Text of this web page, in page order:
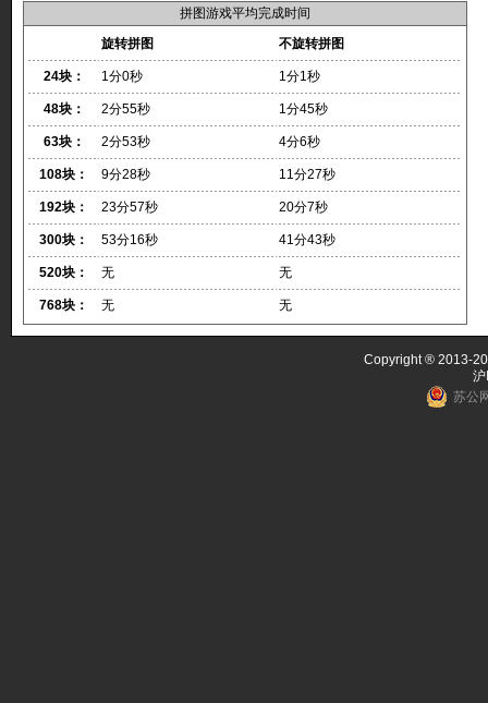
拼图游戏平均完成时间
旋转拼图
不旋转拼图
24块： 1分0秒 1分1秒
48块： 2分55秒 1分45秒
63块： 2分53秒 4分6秒
108块： 9分28秒 11分27秒
192块： 23分57秒 20分7秒
300块： 53分16秒 41分43秒
520块： 无 无
768块： 无 无
Copyright ® 2013-
苏公